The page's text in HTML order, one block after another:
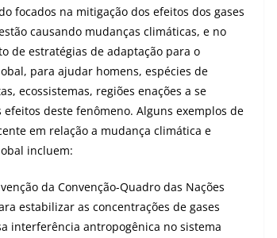
focados na mitigação dos efeitos dos gases
causando mudanças climáticas, e no
de estratégias de adaptação para o
para ajudar homens, espécies de
ecossistemas, regiões enações a se
efeitos deste fenômeno. Alguns exemplos de
em relação a mudança climática e
incluem:
da Convenção-Quadro das Nações
estabilizar as concentrações de gases
interferência antropogênica no sistema